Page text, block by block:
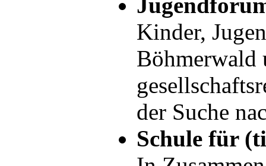
Kinder,
Böhmerwald
der Suche
Schule für